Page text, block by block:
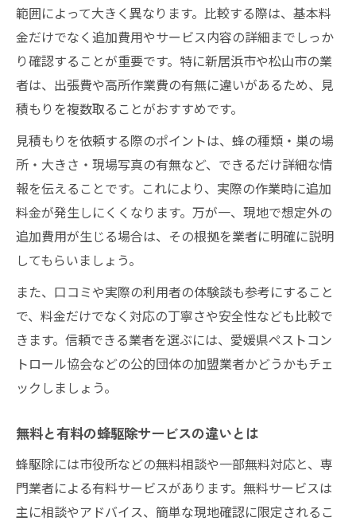
範囲によって大きく異なります。比較する際は、基本料
金だけでなく追加費用やサービス内容の詳細までしっか
り確認することが重要です。特に新居浜市や松山市の業
者は、出張費や高所作業費の有無に違いがあるため、見
積もりを複数取ることがおすすめです。
見積もりを依頼する際のポイントは、蜂の種類・巣の場
所・大きさ・現場写真の有無など、できるだけ詳細な情
報を伝えることです。これにより、実際の作業時に追加
料金が発生しにくくなります。万が一、現地で想定外の
追加費用が生じる場合は、その根拠を業者に明確に説明
してもらいましょう。
また、口コミや実際の利用者の体験談も参考にすること
で、料金だけでなく対応の丁寧さや安全性なども比較で
きます。信頼できる業者を選ぶには、愛媛県ペストコン
トロール協会などの公的団体の加盟業者かどうかもチェ
ックしましょう。
無料と有料の蜂駆除サービスの違いとは
蜂駆除には市役所などの無料相談や一部無料対応と、専
門業者による有料サービスがあります。無料サービスは
主に相談やアドバイス、簡単な現地確認に限定されるこ